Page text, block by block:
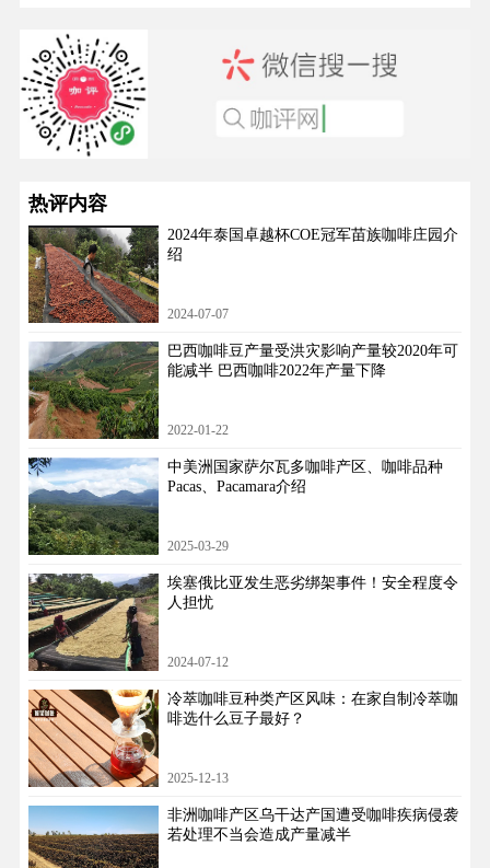
热评内容
2024年泰国卓越杯COE冠军苗族咖啡庄园介
绍
2024-07-07
巴西咖啡豆产量受洪灾影响产量较2020年可
能减半 巴西咖啡2022年产量下降
2022-01-22
中美洲国家萨尔瓦多咖啡产区、咖啡品种
Pacas、Pacamara介绍
2025-03-29
埃塞俄比亚发生恶劣绑架事件！安全程度令
人担忧
2024-07-12
冷萃咖啡豆种类产区风味：在家自制冷萃咖
啡选什么豆子最好？
2025-12-13
非洲咖啡产区乌干达产国遭受咖啡疾病侵袭
若处理不当会造成产量减半